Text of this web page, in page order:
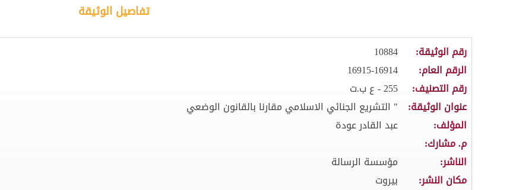
تفاصيل الوثيقة
رقم الوثيقة:
10884
الرقم العام:
16915-16914
رقم التصنيف:
255 - ع ب.ت
عنوان الوثيقة:
" التشريع الجنائي الاسلامي مقارنا بالقانون الوضعي
المؤلف:
عبد القادر عودة
م. مشارك:
الناشر:
مؤسسة الرسالة
مكان النشر:
بيروت